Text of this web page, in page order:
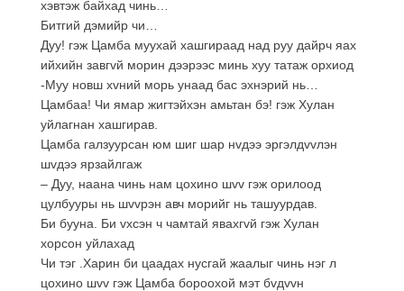
хэвтэж байхад чинь…
Битгий дэмийр чи…
Дуу! гэж Цамба муухай хашгираад над руу дайрч яах
ийхийн завгvй морин дээрээс минь хуу татаж орхиод
-Муу новш хvний морь унаад бас эхнэрий нь…
Цамбаа! Чи ямар жигтэйхэн амьтан бэ! гэж Хулан
уйлагнан хашгирав.
Цамба галзуурсан юм шиг шар нvдээ эргэлдvvлэн
шvдээ ярзайлгаж
– Дуу, наана чинь нам цохино шvv гэж орилоод
цулбууры нь шvvрэн авч морийг нь ташуурдав.
Би бууна. Би vхсэн ч чамтай явахгvй гэж Хулан
хорсон уйлахад
Чи тэг .Харин би цаадах нусгай жаалыг чинь нэг л
цохино шvv гэж Цамба бороохой мэт бvдvvн